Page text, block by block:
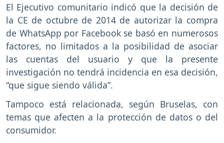
El Ejecutivo comunitario indicó que la decisión de
la CE de octubre de 2014 de autorizar la compra
de WhatsApp por Facebook se basó en numerosos
factores, no limitados a la posibilidad de asociar
las cuentas del usuario y que la presente
investigación no tendrá incidencia en esa decisión,
“que sigue siendo válida”.
Tampoco está relacionada, según Bruselas, con
temas que afecten a la protección de datos o del
consumidor.